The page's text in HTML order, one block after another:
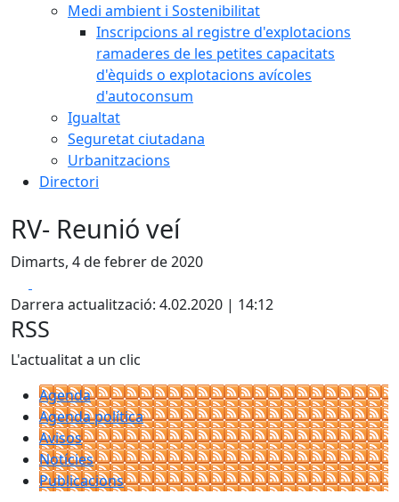
Medi ambient i Sostenibilitat
Inscripcions al registre d'explotacions
ramaderes de les petites capacitats
d'èquids o explotacions avícoles
d'autoconsum
Igualtat
Seguretat ciutadana
Urbanitzacions
Directori
RV- Reunió veí
Dimarts, 4 de febrer de 2020
Darrera actualització: 4.02.2020 | 14:12
RSS
L'actualitat a un clic
Agenda
Agenda política
Avisos
Notícies
Publicacions